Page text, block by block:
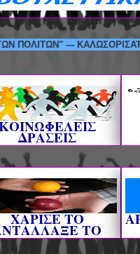
--- ΚΑΛΩΣΟΡΙΣΑΤΕ!
ΔΡΑΣΕΙΣ
ΧΑΡΙΣΕ ΤΟ
ΤΟ